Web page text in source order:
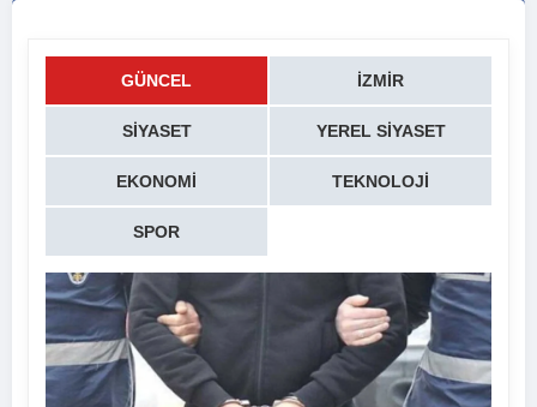
GÜNCEL İZMIR
SIYASET YEREL SIYASET
EKONOMI TEKNOLOJI
SPOR